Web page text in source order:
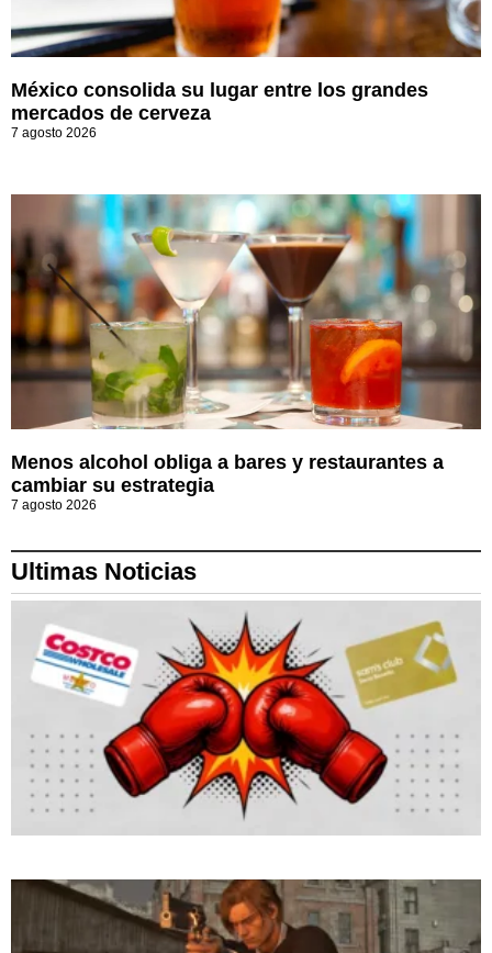
México consolida su lugar entre los grandes
mercados de cerveza
7 agosto 2026
Menos alcohol obliga a bares y restaurantes a
cambiar su estrategia
7 agosto 2026
Ultimas Noticias